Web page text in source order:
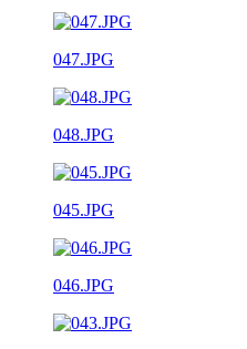
047.JPG
048.JPG
045.JPG
046.JPG